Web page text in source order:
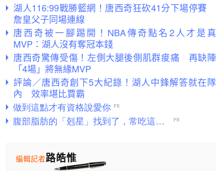
湖人116:99戰勝籃網！唐西奇狂砍41分下場停賽
詹皇父子同場連線
唐西奇被一腳踢開！NBA傳奇點名2人才是真
MVP：湖人沒有奪冠本錢
唐西奇驚傳受傷！左側大腿後側肌群痠痛 再缺陣
「4場」將無緣MVP
評論／唐西奇創下5大紀錄！湖人中鋒解答就在隊
內 效率堪比賈霸
路皓惟
編輯記者